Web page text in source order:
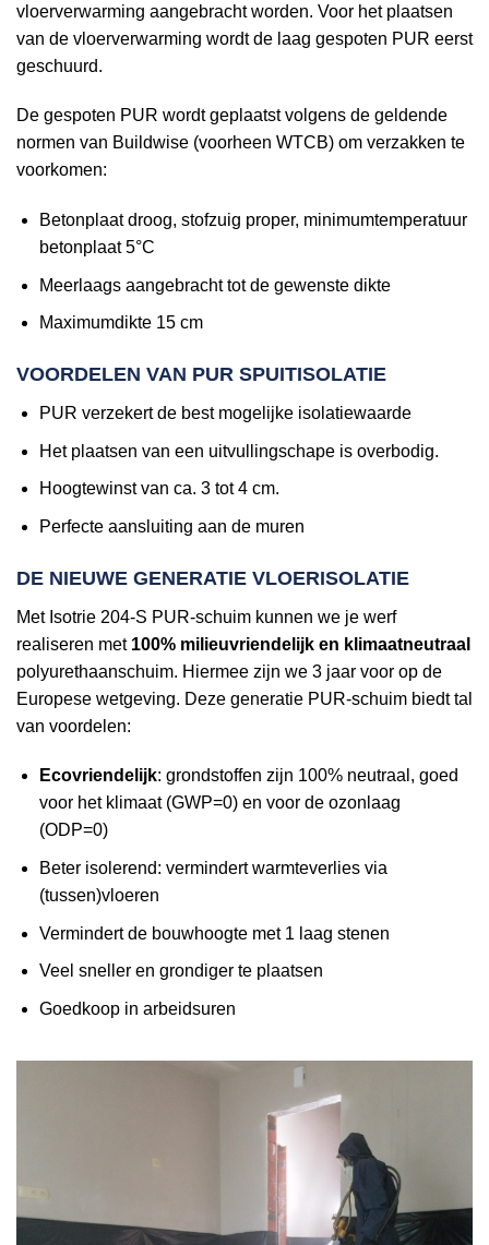
vloerverwarming aangebracht worden. Voor het plaatsen
van de vloerverwarming wordt de laag gespoten PUR eerst
geschuurd.
De gespoten PUR wordt geplaatst volgens de geldende
normen van Buildwise (voorheen WTCB) om verzakken te
voorkomen:
Betonplaat droog, stofzuig proper, minimumtemperatuur
betonplaat 5°C
Meerlaags aangebracht tot de gewenste dikte
Maximumdikte 15 cm
VOORDELEN VAN PUR SPUITISOLATIE
PUR verzekert de best mogelijke isolatiewaarde
Het plaatsen van een uitvullingschape is overbodig.
Hoogtewinst van ca. 3 tot 4 cm.
Perfecte aansluiting aan de muren
DE NIEUWE GENERATIE VLOERISOLATIE
Met Isotrie 204-S PUR-schuim kunnen we je werf
realiseren met 100% milieuvriendelijk en klimaatneutraal
polyurethaanschuim. Hiermee zijn we 3 jaar voor op de
Europese wetgeving. Deze generatie PUR-schuim biedt tal
van voordelen:
Ecovriendelijk: grondstoffen zijn 100% neutraal, goed
voor het klimaat (GWP=0) en voor de ozonlaag
(ODP=0)
Beter isolerend: vermindert warmteverlies via
(tussen)vloeren
Vermindert de bouwhoogte met 1 laag stenen
Veel sneller en grondiger te plaatsen
Goedkoop in arbeidsuren